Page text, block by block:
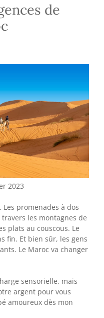
de
2023
promenades à dos
les montagnes de
plats au couscous. Le
fin. Et bien sûr, les gens
Le Maroc va changer
sensorielle, mais
argent pour vous
amoureux dès mon